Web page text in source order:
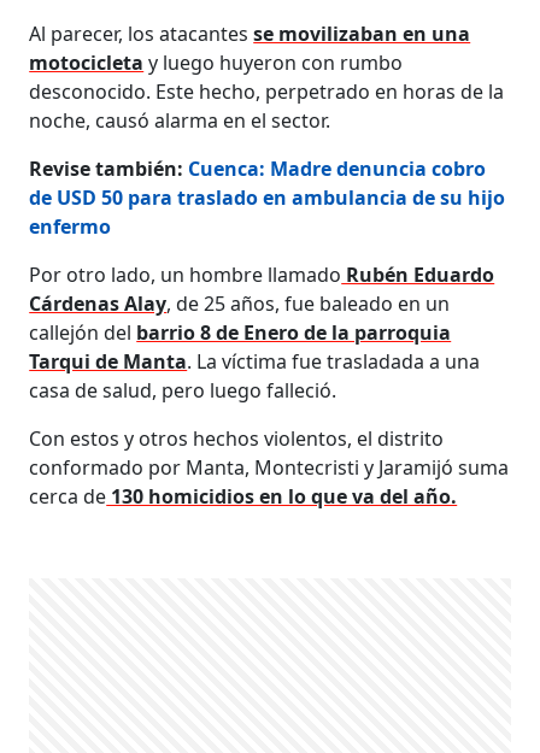
Al parecer, los atacantesse movilizaban en una
motocicleta y luego huyeron con rumbo
desconocido. Este hecho, perpetrado en horas de la
noche, causó alarma en el sector.
Revise también: Cuenca: Madre denuncia cobro
de USD 50 para traslado en ambulancia de su hijo
enfermo
Por otro lado, un hombre llamado Rubén Eduardo
Cárdenas Alay, de 25 años, fue baleado en un
callejón del barrio 8 de Enero de la parroquia
Tarqui de Manta. La víctima fue trasladada a una
casa de salud, pero luego falleció.
Con estos y otros hechos violentos, el distrito
conformado por Manta, Montecristi y Jaramijó suma
cerca de 130 homicidios en lo que va del año.